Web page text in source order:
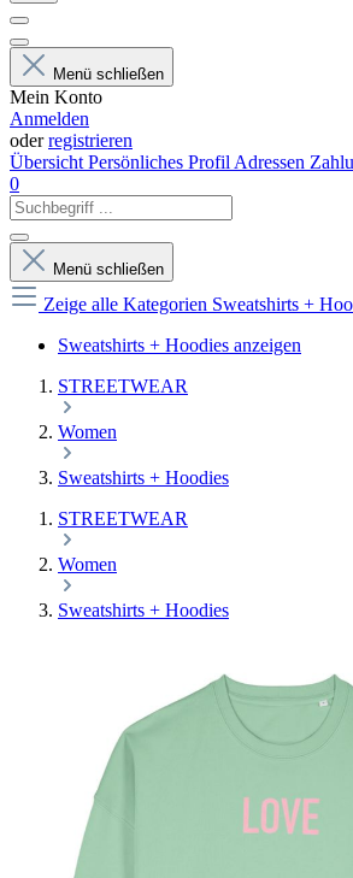
Menü schließen
Mein Konto
Anmelden
oderregistrieren
Übersicht Persönliches Profil Adressen
0
Menü schließen
Zeige alle Kategorien Sweatshirts +
Sweatshirts + Hoodies anzeigen
STREETWEAR
Women
Sweatshirts + Hoodies
STREETWEAR
Women
Sweatshirts + Hoodies